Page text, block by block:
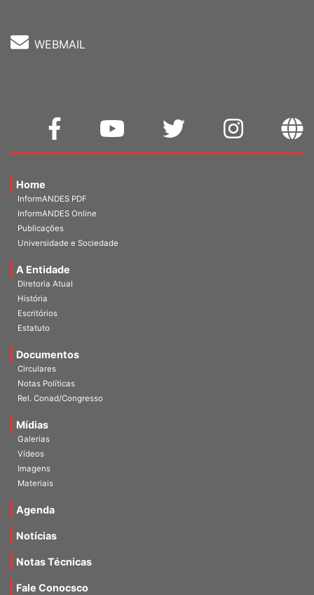
WEBMAIL
Home
InformANDES PDF
InformANDES Online
Publicações
Universidade e Sociedade
A Entidade
Diretoria Atual
História
Escritórios
Estatuto
Documentos
Circulares
Notas Políticas
Rel. Conad/Congresso
Mídias
Galerias
Vídeos
Imagens
Materiais
Agenda
Notícias
Notas Técnicas
Fale Conocsco